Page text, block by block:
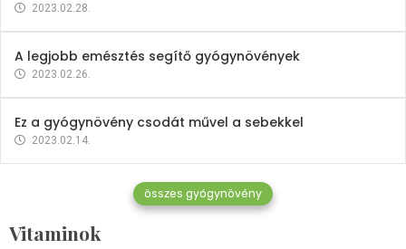
2023.02.28.
A legjobb emésztés segítő gyógynövények
2023.02.26.
Ez a gyógynövény csodát művel a sebekkel
2023.02.14.
összes gyógynövény
Vitaminok
Vitaminok
Mindent a B-12 vitaminról
2023.02.27.